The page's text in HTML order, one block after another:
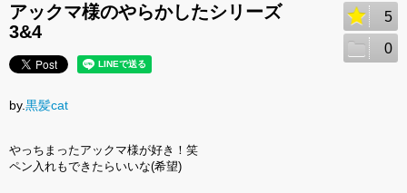
アックマ様のやらかしたシリーズ
3&4
5
0
by.黒髪cat
やっちまったアックマ様が好き！笑
ペン入れもできたらいいな(希望)